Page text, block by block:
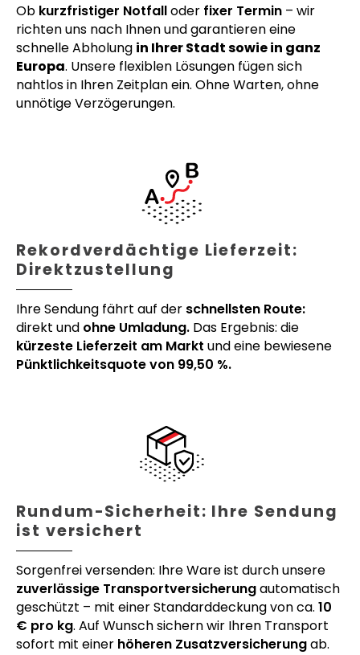
Ob kurzfristiger Notfalloder fixer Termin – wir
richten uns nach Ihnen und garantieren eine
schnelle Abholung in Ihrer Stadt sowie in ganz
Europa. Unsere flexiblen Lösungen fügen sich
nahtlos in Ihren Zeitplan ein. Ohne Warten, ohne
unnötige Verzögerungen.
Rekordverdächtige Lieferzeit:
Direktzustellung
Ihre Sendung fährt auf der schnellsten Route:
direkt und ohne Umladung. Das Ergebnis: die
kürzeste Lieferzeit am Markt und eine bewiesene
Pünktlichkeitsquote von 99,50 %.
Rundum-Sicherheit: Ihre Sendung
ist versichert
Sorgenfrei versenden: Ihre Ware ist durch unsere
zuverlässige Transportversicherungautomatisch
geschützt – mit einer Standarddeckung von ca. 10
€ pro kg. Auf Wunsch sichern wir Ihren Transport
sofort mit einer höheren Zusatzversicherungab.